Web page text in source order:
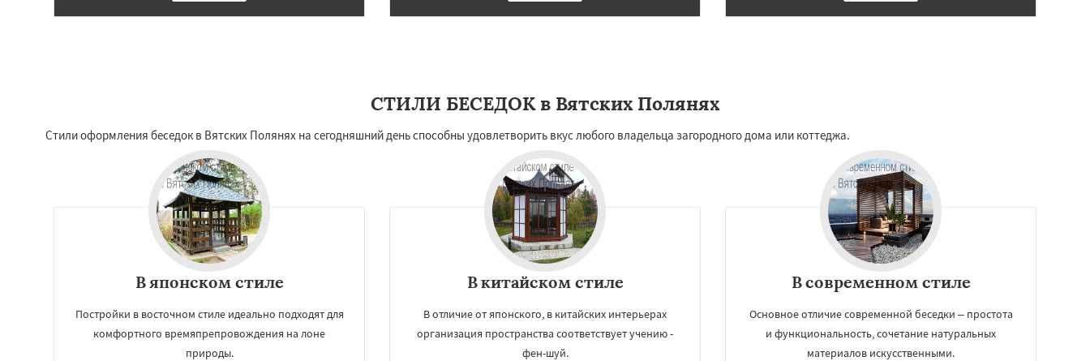
СТИЛИ БЕСЕДОК в Вятских Полянях
Стили оформления беседок в Вятских Полянях на сегодняшний день способны удовлетворить вкус любого владельца загородного дома или коттеджа.
В японском стиле
Постройки в восточном стиле идеально подходят для
комфортного времяпрепровождения на лоне
природы.
В китайском стиле
В отличие от японского, в китайских интерьерах
организация пространства соответствует учению -
фен-шуй.
В современном стиле
Основное отличие современной беседки – простота
и функциональность, сочетание натуральных
материалов искусственными.